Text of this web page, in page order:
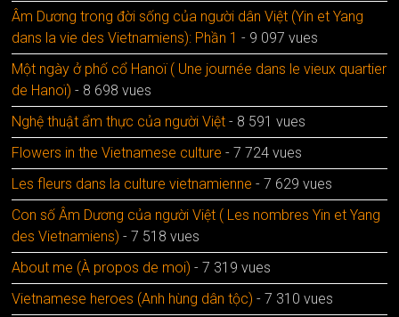
Âm Dương trong đời sống của người dân Việt (Yin et Yang
dans la vie des Vietnamiens): Phần 1 - 9 097 vues
Một ngày ở phố cổ Hanoï ( Une journée dans le vieux quartier
de Hanoï) - 8 698 vues
Nghệ thuật ẩm thực của người Việt - 8 591 vues
Flowers in the Vietnamese culture - 7 724 vues
Les fleurs dans la culture vietnamienne - 7 629 vues
Con số Âm Dương của người Việt ( Les nombres Yin et Yang
des Vietnamiens) - 7 518 vues
About me (À propos de moi) - 7 319 vues
Vietnamese heroes (Anh hùng dân tộc) - 7 310 vues